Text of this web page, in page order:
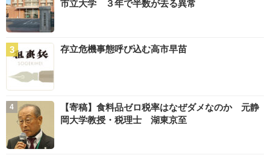
市立大学 ３年で半数が去る異常
存立危機事態呼び込む高市早苗
【寄稿】食料品ゼロ税率はなぜダメなのか 元静
岡大学教授・税理士 湖東京至